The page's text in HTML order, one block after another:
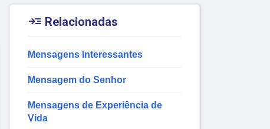
 Relacionadas
Mensagens Interessantes
Mensagem do Senhor
Mensagens de Experiência de
Vida